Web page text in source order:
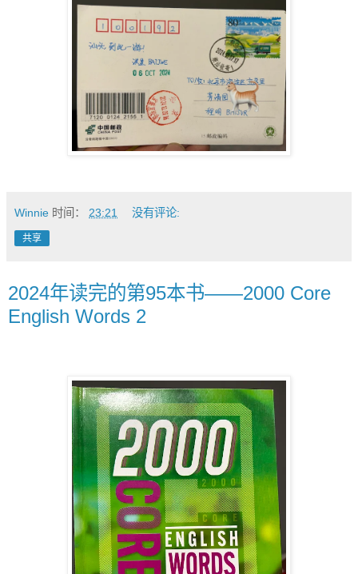
Winnie 时间： 23:21 没有评论:
共享
2024年读完的第95本书——2000 Core
English Words 2